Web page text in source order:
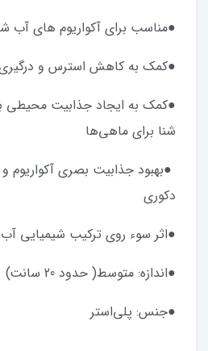
●مناسب برای آکواریوم های آب
●کمک به کاهش استرس و
●کمک به ایجاد جذابیت محیطی
شنا برای ماهی‌ها
●بهبود جذابیت بصری آکواریوم
دکوری
●اثر سوء روی ترکیب شیمیایی آب
●اندازه: متوسط( حدود 20 سانت)
●جنس: پلی‌استر